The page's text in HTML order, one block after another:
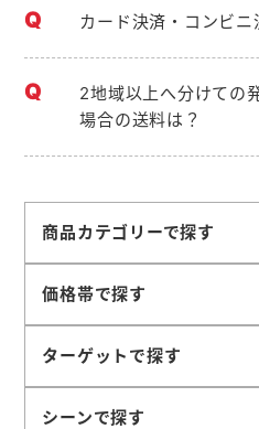
カード決済・コンビニ
2地域以上へ分けての
場合の送料は？
商品カテゴリーで探す
価格帯で探す
ターゲットで探す
シーンで探す